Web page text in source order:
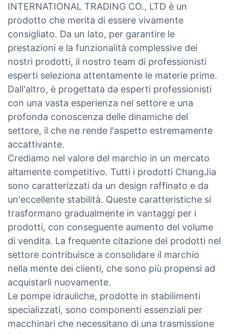
INTERNATIONAL TRADING CO., LTD è un
prodotto che merita di essere vivamente
consigliato. Da un lato, per garantire le
prestazioni e la funzionalità complessive dei
nostri prodotti, il nostro team di professionisti
esperti seleziona attentamente le materie prime.
Dall'altro, è progettata da esperti professionisti
con una vasta esperienza nel settore e una
profonda conoscenza delle dinamiche del
settore, il che ne rende l'aspetto estremamente
accattivante.
Crediamo nel valore del marchio in un mercato
altamente competitivo. Tutti i prodotti ChangJia
sono caratterizzati da un design raffinato e da
un'eccellente stabilità. Queste caratteristiche si
trasformano gradualmente in vantaggi per i
prodotti, con conseguente aumento del volume
di vendita. La frequente citazione dei prodotti nel
settore contribuisce a consolidare il marchio
nella mente dei clienti, che sono più propensi ad
acquistarli nuovamente.
Le pompe idrauliche, prodotte in stabilimenti
specializzati, sono componenti essenziali per
macchinari che necessitano di una trasmissione